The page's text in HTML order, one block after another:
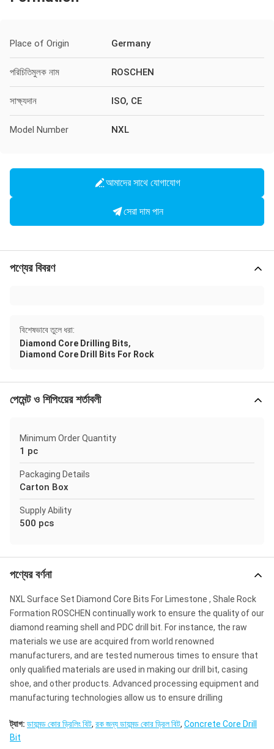
Place of Origin Germany
পরিচিতিমুলক নাম ROSCHEN
সাক্ষ্যদান ISO, CE
Model Number NXL
আমাদের সাথে যোগাযোগ
সেরা দাম পান
পণ্যের বিবরণ
বিশেষভাবে তুলে ধরা:
Diamond Core Drilling Bits,
Diamond Core Drill Bits For Rock
পেমেন্ট ও শিপিংয়ের শর্তাবলী
Minimum Order Quantity
1 pc
Packaging Details
Carton Box
Supply Ability
500 pcs
পণ্যের বর্ণনা
NXL Surface Set Diamond Core Bits For Limestone , Shale Rock
Formation ROSCHEN continually work to ensure the quality of our
diamond reaming shell and PDC drill bit. For instance, the raw
materials we use are acquired from world renowned
manufacturers, and are tested numerous times to ensure that
only qualified materials are used in making our drill bit, casing
shoe, and other products. Advanced processing equipment and
manufacturing technologies allow us to ensure drilling
ট্যাগ: ডায়মন্ড কোর ড্রিলিং বিট, রক জন্য ডায়মন্ড কোর ড্রিল বিট, Concrete Core Drill
Bit